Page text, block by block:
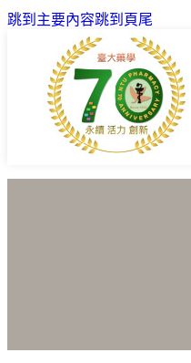
跳到主要內容跳到頁尾